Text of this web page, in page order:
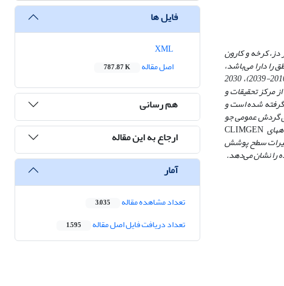
‌کرخه و کارون
دارا می‌باشد،
در دوره‌های 2020 (2010-2039)، 2030
از مرکز تحقیقات و
1961-1990دوره اقلیمی پایه در نظر گرفته شده است و
گردش عمومی جو
های CLIMGEN
اقلیم و تغییرات سطح پوشش
فایل ها
اصل مقاله
787.87 K
هم رسانی
ارجاع به این مقاله
آمار
تعداد مشاهده مقاله 3,035
تعداد دریافت فایل اصل مقاله 1,595